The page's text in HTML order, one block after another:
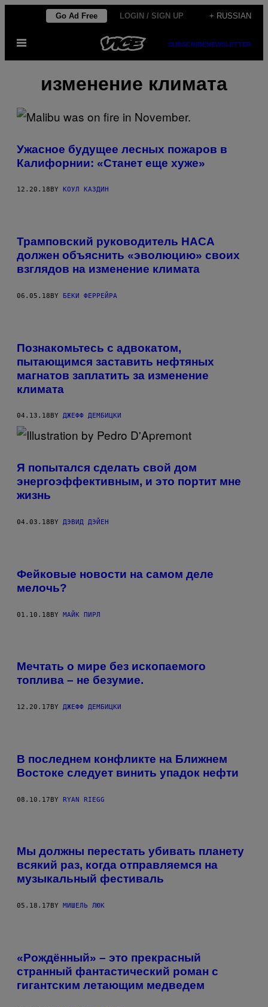
content
Go Ad Free LOGIN / SIGN UP + RUSSIAN
Open
SUBSCRIBENEWSLETTER
изменение климата
Ужасное будущее лесных пожаров в
Калифорнии: «Станет еще хуже»
12.20.18 BY КОУЛ КАЗДИН
Трамповский руководитель НАСА
должен объяснить «эволюцию» своих
взглядов на изменение климата
06.05.18BY БЕКИ ФЕРРЕЙРА
Познакомьтесь с адвокатом,
пытающимся заставить нефтяных
магнатов заплатить за изменение
климата
04.13.18 BY ДЖЕФФ ДЕМБИЦКИ
Я попытался сделать свой дом
энергоэффективным, и это портит мне
жизнь
04.03.18BY ДЭВИД ДЭЙЕН
Фейковые новости на самом деле
мелочь?
01.10.18BY МАЙК ПИРЛ
Мечтать о мире без ископаемого
топлива – не безумие.
12.20.17 BY ДЖЕФФ ДЕМБИЦКИ
В последнем конфликте на Ближнем
Востоке следует винить упадок нефти
08.10.17BY RYAN RIEGG
Мы должны перестать убивать планету
всякий раз, когда отправляемся на
музыкальный фестиваль
05.18.17 BY МИШЕЛЬ ЛЮК
«Рождённый» – это прекрасный
странный фантастический роман с
гигантским летающим медведем